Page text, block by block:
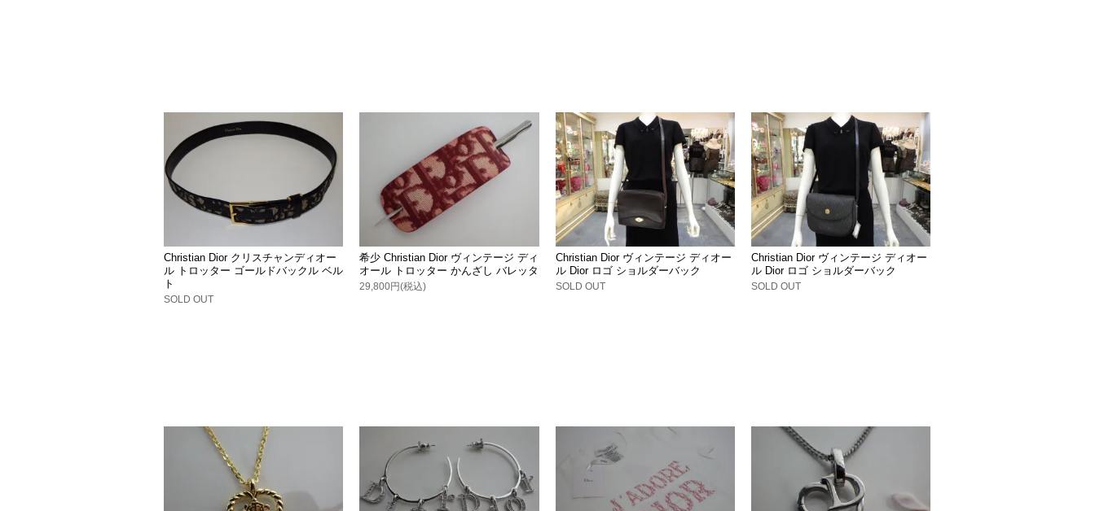
Christian Dior クリスチャンディオー
ル トロッター ゴールドバックル ベル
ト
SOLD OUT
希少 Christian Dior ヴィンテージ ディ
オール トロッター かんざし バレッタ
29,800円(税込)
Christian Dior ヴィンテージ ディオー
ル Dior ロゴ ショルダーバック
SOLD OUT
Christian Dior ヴィンテージ ディオー
ル Dior ロゴ ショルダーバック
SOLD OUT